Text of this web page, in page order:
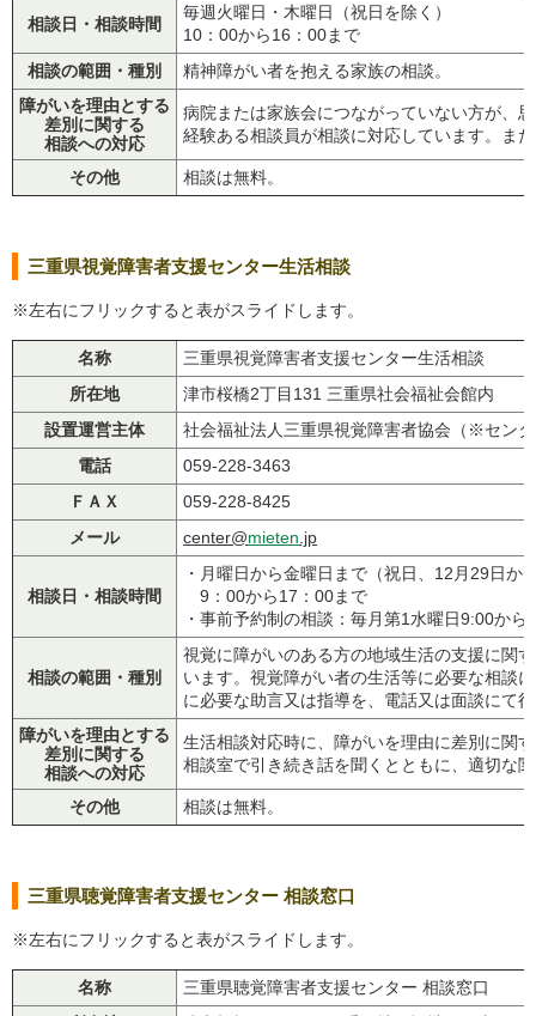
相談日・相談時間
毎週火曜日・木曜日（祝日を除く）
10：00から16：00まで
相談の範囲・種別
精神障がい者を抱える家族の相談。
障がいを理由とする
差別に関する
相談への対応
病院または家族会につながっていない方が、
経験ある相談員が相談に対応しています。ま
その他 相談は無料。
三重県視覚障害者支援センター生活相談
※左右にフリックすると表がスライドします。
名称
三重県視覚障害者支援センター生活相談
所在地
津市桜橋2丁目131 三重県社会福祉会館内
設置運営主体
社会福祉法人三重県視覚障害者協会（※セン
電話
059-228-3463
ＦＡＸ
059-228-8425
メール
center@mieten .jp
相談日・相談時間
・月曜日から金曜日まで（祝日、12月29日か
9：00から17：00まで
・事前予約制の相談：毎月第1水曜日9:00から
相談の範囲・種別
視覚に障がいのある方の地域生活の支援に関
います。視覚障がい者の生活等に必要な相談
に必要な助言又は指導を、電話又は面談にて
障がいを理由とする
差別に関する
相談への対応
生活相談対応時に、障がいを理由に差別に関
相談室で引き続き話を聞くとともに、適切な
その他 相談は無料。
三重県聴覚障害者支援センター 相談窓口
※左右にフリックすると表がスライドします。
名称
三重県聴覚障害者支援センター 相談窓口